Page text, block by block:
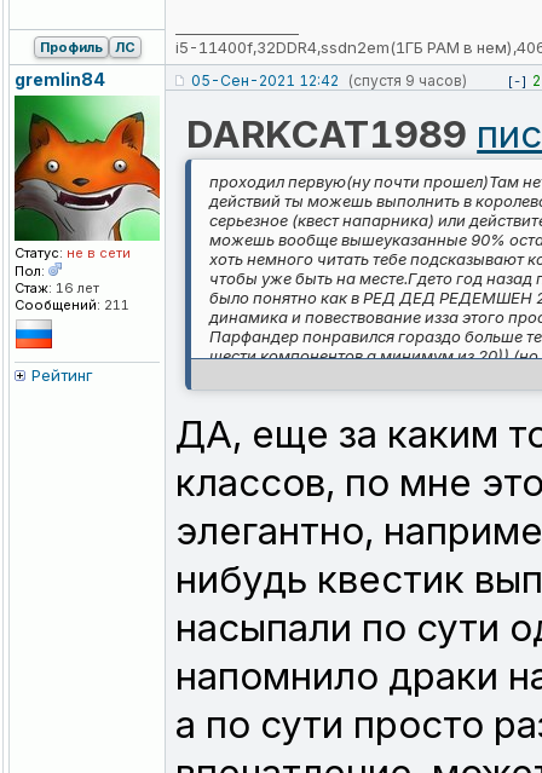
i5-11400f,32DDR4,ssdn2em(1ГБ РАМ в
Профиль ЛС
gremlin84
Статус: не в сети
Пол:
Стаж: 16 лет
Сообщений: 211
Рейтинг
05-Сен-2021 12:42 (спустя 9 часов) [-] 2
DARKCAT1989
проходил первую(ну почти прошел)Там
действий ты можешь выполнить в
серьезное (квест напарника) или
можешь вообще вышеуказанные 90%
хоть немного читать тебе подсказывают
чтобы уже быть на месте.Гдето год назад
было понятно как в РЕД ДЕД РЕДЕМШЕН
динамика и повествование изза этого
Парфандер понравился гораздо больше
шести компонентов а минимум из 20)) (но
ДА, еще за каким
классов, по мне
элегантно,
нибудь квестик
насыпали по сути
напомнило драки
а по сути просто